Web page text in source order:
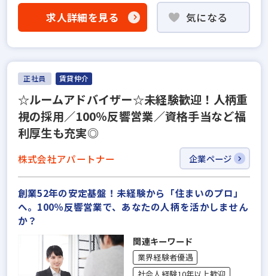
求人詳細を見る 気になる
正社員 賃貸仲介
☆ルームアドバイザー☆未経験歓迎！人柄重
視の採用／100％反響営業／資格手当など福
利厚生も充実◎
株式会社アパートナー 企業ページ
創業52年の安定基盤！未経験から「住まいのプロ」
へ。100％反響営業で、あなたの人柄を活かしません
か？
関連キーワード
業界経験者優遇
社会人経験10年以上歓迎